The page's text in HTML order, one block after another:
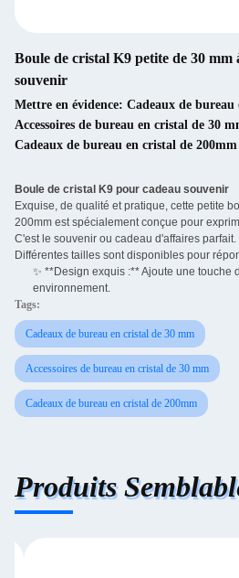
Boule de cristal K9 petite de 30 mm
souvenir
Mettre en évidence: Cadeaux de
Accessoires de bureau en cristal de 30
Cadeaux de bureau en cristal de 200mm
Boule de cristal K9 pour cadeau souvenir
Exquise, de qualité et pratique, cette petite
200mm est spécialement conçue pour
C'est le souvenir ou cadeau d'affaires parfait.
Différentes tailles sont disponibles pour
✨ **Design exquis :** Ajoute une touche
environnement.
Tags:
Cadeaux de bureau en cristal de 30 mm
Accessoires de bureau en cristal de 30 mm
Cadeaux de bureau en cristal de 200mm
Produits